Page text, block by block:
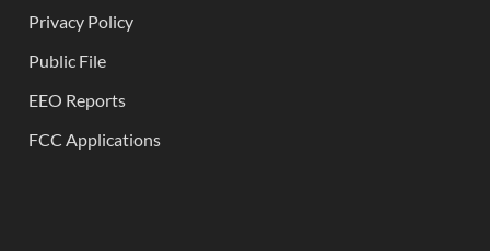
Privacy Policy
Public File
EEO Reports
FCC Applications